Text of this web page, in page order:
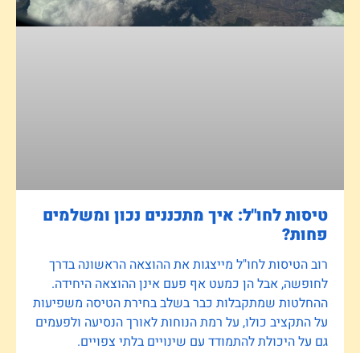
טיסות לחו"ל: איך מתכננים נכון ומשלמים
פחות?
רוב הטיסות לחו"ל מייצגות את ההוצאה הראשונה בדרך
לחופשה, אבל הן כמעט אף פעם אינן ההוצאה היחידה.
ההחלטות שמתקבלות כבר בשלב בחירת הטיסה משפיעות
על התקציב כולו, על רמת הנוחות לאורך הנסיעה ולפעמים
גם על היכולת להתמודד עם שינויים בלתי צפויים.